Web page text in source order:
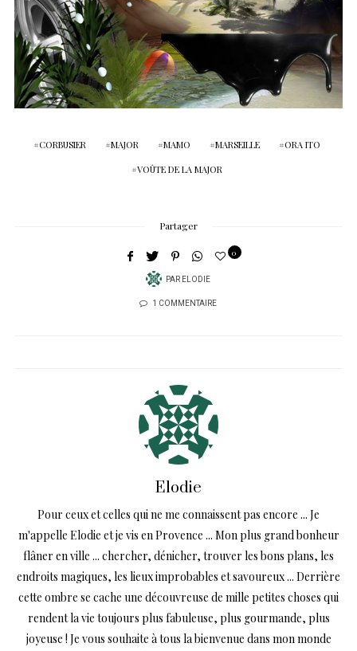
CORBUSIER MAJOR MAMO MARSEILLE ORA ITO
VOÛTE DE LA MAJOR
Partager
PAR ELODIE
0
1 COMMENTAIRE
Elodie
Pour ceux et celles qui ne me connaissent pas encore ... Je
m'appelle Elodie et je vis en Provence ... Mon plus grand bonheur
flâner en ville ... chercher, dénicher, trouver les bons plans, les
endroits magiques, les lieux improbables et savoureux ... Derrière
cette ombre se cache une découvreuse de mille petites choses qui
rendent la vie toujours plus fabuleuse, plus gourmande, plus
joyeuse ! Je vous souhaite à tous la bienvenue dans mon monde